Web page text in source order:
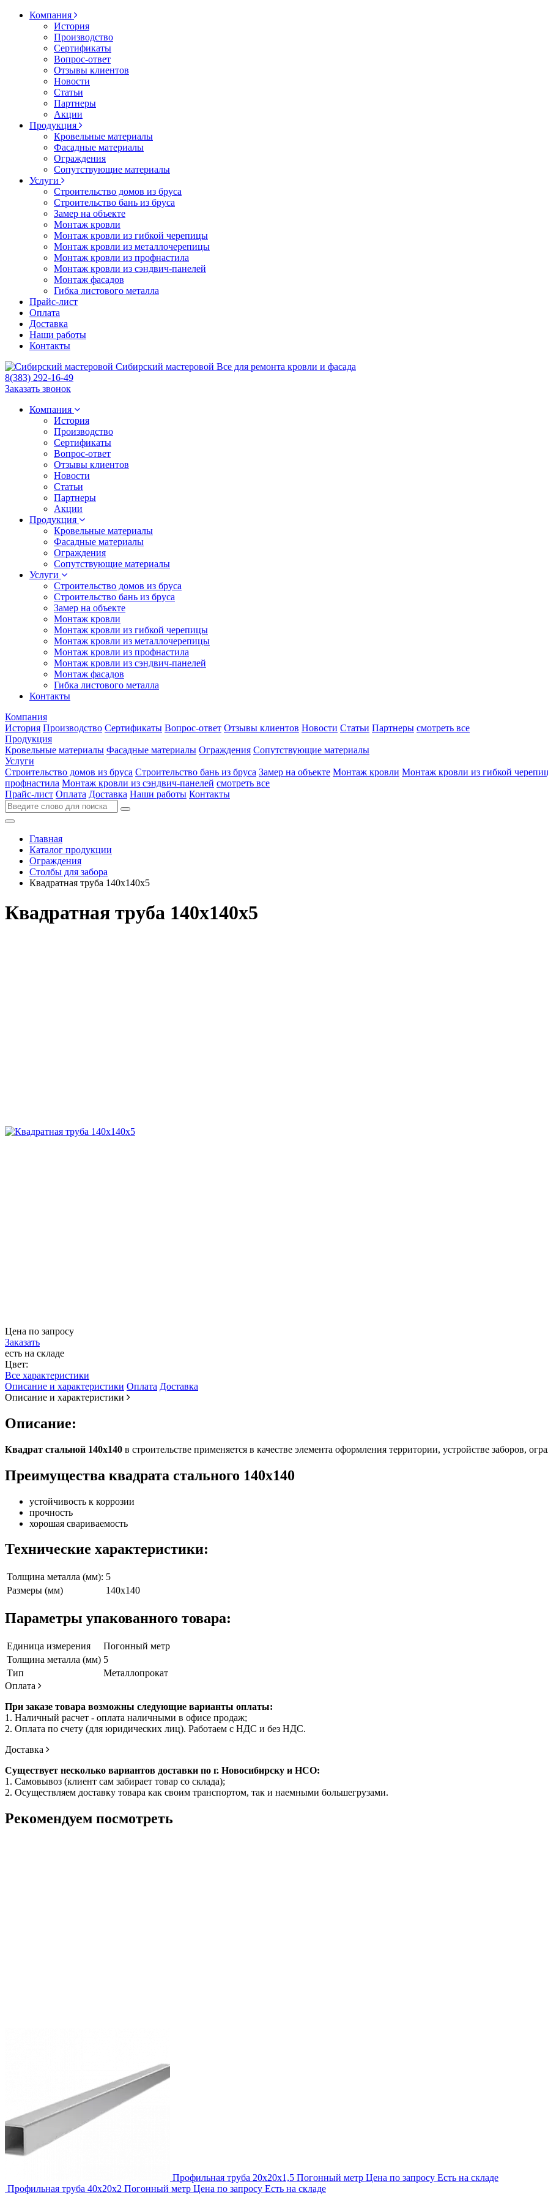
Компания
История
Производство
Сертификаты
Вопрос-ответ
Отзывы клиентов
Новости
Статьи
Партнеры
Акции
Продукция
Кровельные материалы
Фасадные материалы
Ограждения
Сопутствующие материалы
Услуги
Строительство домов из бруса
Строительство бань из бруса
Замер на объекте
Монтаж кровли
Монтаж кровли из гибкой черепицы
Монтаж кровли из металлочерепицы
Монтаж кровли из профнастила
Монтаж кровли из сэндвич-панелей
Монтаж фасадов
Гибка листового металла
Прайс-лист
Оплата
Доставка
Наши работы
Контакты
Сибирский мастеровой Все для ремонта кровли и фасада
8(383) 292-16-49
Заказать звонок
Компания
История
Производство
Сертификаты
Вопрос-ответ
Отзывы клиентов
Новости
Статьи
Партнеры
Акции
Продукция
Кровельные материалы
Фасадные материалы
Ограждения
Сопутствующие материалы
Услуги
Строительство домов из бруса
Строительство бань из бруса
Замер на объекте
Монтаж кровли
Монтаж кровли из гибкой черепицы
Монтаж кровли из металлочерепицы
Монтаж кровли из профнастила
Монтаж кровли из сэндвич-панелей
Монтаж фасадов
Гибка листового металла
Контакты
Компания
История Производство Сертификаты Вопрос-ответ Отзывы клиентов Новости Статьи Партнеры смотреть все
Продукция
Кровельные материалы Фасадные материалы Ограждения Сопутствующие материалы
Услуги
Строительство домов из бруса Строительство бань из бруса Замер на объекте Монтаж кровли Монтаж кровли из гибкой
профнастила Монтаж кровли из сэндвич-панелей смотреть все
Прайс-лист Оплата Доставка Наши работы Контакты
Главная
Каталог продукции
Ограждения
Столбы для забора
Квадратная труба 140х140х5
Квадратная труба 140х140х5
Цена по запросу
Заказать
есть на складе
Цвет:
Все характеристики
Описание и характеристики Оплата Доставка
Описание и характеристики
Описание:
Квадрат стальной 140х140 в строительстве применяется в качестве элемента оформления территории, устройстве заборов,
Преимущества квадрата стального 140х140​
​устойчивость к коррозии
прочность
хорошая свариваемость
Технические характеристики:
Толщина металла (мм): 5
Размеры (мм)
140х140
Параметры упакованного товара:
Единица измерения
Погонный метр
Толщина металла (мм) 5
Тип
Металлопрокат
Оплата
При заказе товара возможны следующие варианты оплаты:
1. Наличный расчет - оплата наличными в офисе продаж;
2. Оплата по счету (для юридических лиц). Работаем с НДС и без НДС.
Доставка
Существует несколько вариантов доставки по г. Новосибирску и НСО:
1. Самовывоз (клиент сам забирает товар со склада);
2. Осуществляем доставку товара как своим транспортом, так и наемными большегрузами.
Рекомендуем посмотреть
Профильная труба 20х20х1,5 Погонный метр Цена по запросу Есть на складе
Профильная труба 40х20х2 Погонный метр Цена по запросу Есть на складе